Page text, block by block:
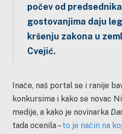
počev od
gostovanjima daju
kršenju zakona u
Cvejić.
Inače, naš portal se i ranije
konkursima i kako se novac
medije, a kako je novinarka
tada ocenila –to je način na